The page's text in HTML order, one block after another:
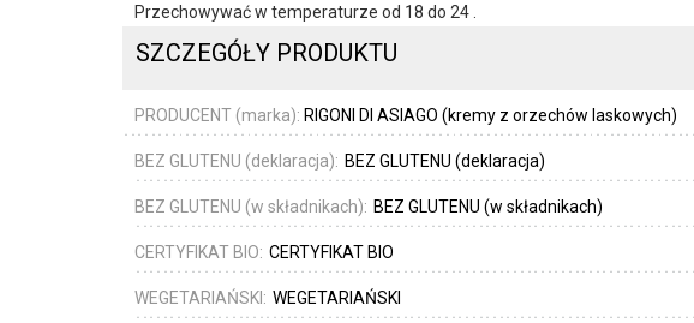
Przechowywać w temperaturze od 18 do 24 .
SZCZEGÓŁY PRODUKTU
PRODUCENT (marka): RIGONI DI ASIAGO (kremy z orzechów laskowych)
BEZ GLUTENU (deklaracja): BEZ GLUTENU (deklaracja)
BEZ GLUTENU (w składnikach): BEZ GLUTENU (w składnikach)
CERTYFIKAT BIO: CERTYFIKAT BIO
WEGETARIAŃSKI: WEGETARIAŃSKI